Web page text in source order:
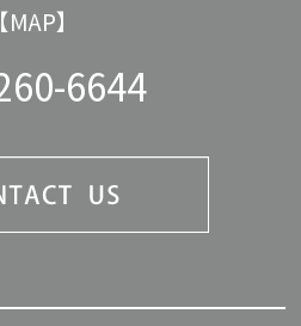
【MAP】
6644